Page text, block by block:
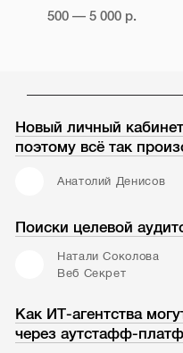
500 — 5 000 р.
Новый личный
поэтому всё так
Анатолий Денисов
Поиски целевой
Натали Соколова
Веб Секрет
Как ИТ-агентства
через аутстафф-